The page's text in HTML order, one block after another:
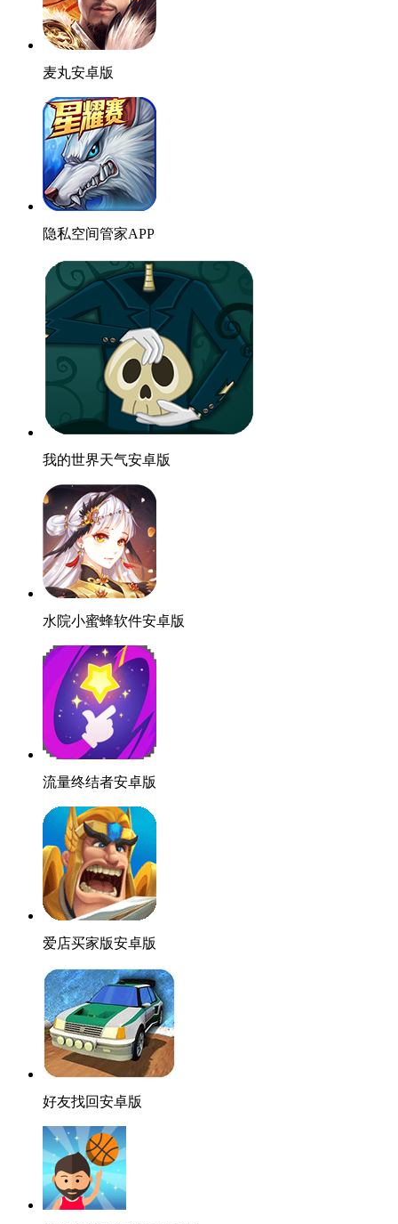
麦丸安卓版
隐私空间管家APP
我的世界天气安卓版
水院小蜜蜂软件安卓版
流量终结者安卓版
爱店买家版安卓版
好友找回安卓版